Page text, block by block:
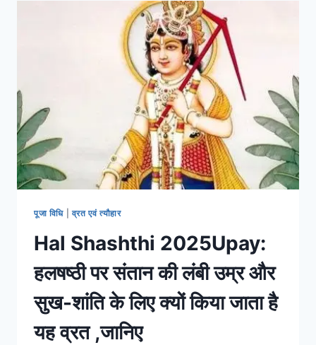
पूजा विधि| व्रत एवं त्यौहार
Hal Shashthi 2025Upay:
हलषष्ठी पर संतान की लंबी उम्र और
सुख-शांति के लिए क्यों किया जाता है
यह व्रत ,जानिए